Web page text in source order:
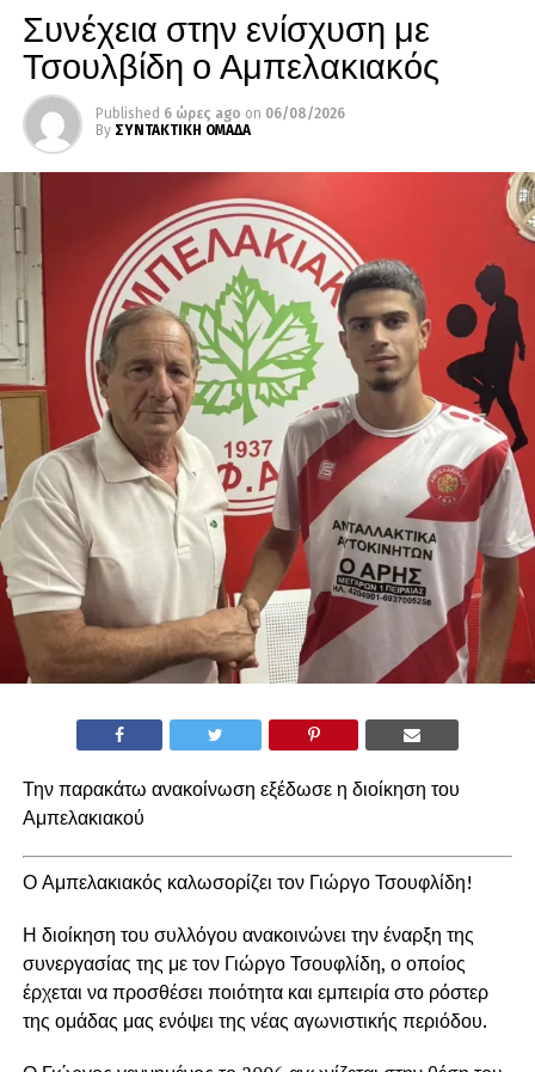
Συνέχεια στην ενίσχυση με
Τσουλβίδη ο Αμπελακιακός
Published 6 ώρες ago on 06/08/2026
By ΣΥΝΤΑΚΤΙΚΗ ΟΜΑΔΑ
Την παρακάτω ανακοίνωση εξέδωσε η διοίκηση του
Αμπελακιακού
Ο Αμπελακιακός καλωσορίζει τον Γιώργο Τσουφλίδη!
Η διοίκηση του συλλόγου ανακοινώνει την έναρξη της
συνεργασίας της με τον Γιώργο Τσουφλίδη, ο οποίος
έρχεται να προσθέσει ποιότητα και εμπειρία στο ρόστερ
της ομάδας μας ενόψει της νέας αγωνιστικής περιόδου.